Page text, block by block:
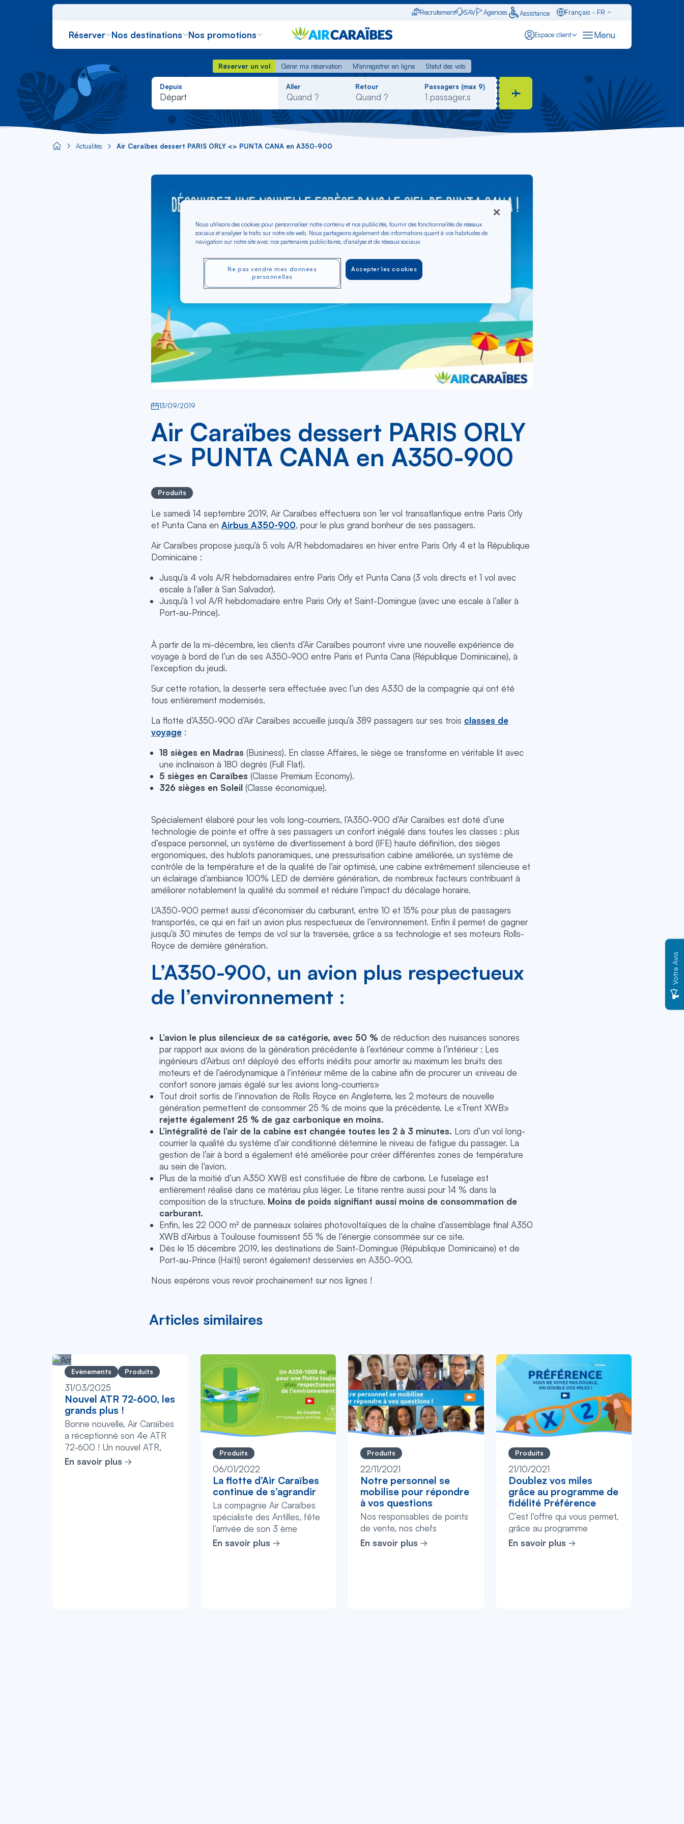
Recrutement SAV Agences Assistance
Français - FR
Réserver Nos destinations Nos promotions Espace client Menu
Réserver un vol Gérer ma réservation M'enregistrer en ligne
Statut des vols
Réserver un vol
Gérer ma réservation M'enregistrer en ligne Statut des vols
Depuis
Départ
Rechercher
dans
liste
Aller Retour Passagers (max 9)
Aircaraibes.com
Actualités Air Caraïbes dessert PARIS ORLY <> PUNTA CANA en A350-900
13/09/2019
Air Caraïbes dessert PARIS ORLY
<> PUNTA CANA en A350-900
Produits
Le samedi 14 septembre 2019, Air Caraïbes effectuera son 1er vol transatlantique entre Paris Orly
et Punta Cana en Airbus A350-900, pour le plus grand bonheur de ses passagers.
Air Caraïbes propose jusqu’à 5 vols A/R hebdomadaires en hiver entre Paris Orly 4 et la République
Dominicaine :
Jusqu’à 4 vols A/R hebdomadaires entre Paris Orly et Punta Cana (3 vols directs et 1 vol avec
escale à l’aller à San Salvador).
Jusqu’à 1 vol A/R hebdomadaire entre Paris Orly et Saint-Domingue (avec une escale à l’aller à
Port-au-Prince).
À partir de la mi-décembre, les clients d’Air Caraïbes pourront vivre une nouvelle expérience de
voyage à bord de l’un de ses A350-900 entre Paris et Punta Cana (République Dominicaine), à
l’exception du jeudi.
Sur cette rotation, la desserte sera effectuée avec l’un des A330 de la compagnie qui ont été
tous entièrement modernisés.
La flotte d’A350-900 d’Air Caraïbes accueille jusqu’à 389 passagers sur ses trois classes de
voyage :
18 sièges en Madras (Business). En classe Affaires, le siège se transforme en véritable lit avec
une inclinaison à 180 degrés (Full Flat).
5 sièges en Caraïbes (Classe Premium Economy).
326 sièges en Soleil (Classe économique).
Spécialement élaboré pour les vols long-courriers, l’A350-900 d’Air Caraïbes est doté d’une
technologie de pointe et offre à ses passagers un confort inégalé dans toutes les classes : plus
d’espace personnel, un système de divertissement à bord (IFE) haute définition, des sièges
ergonomiques, des hublots panoramiques, une pressurisation cabine améliorée, un système de
contrôle de la température et de la qualité de l’air optimisé, une cabine extrêmement silencieuse et
un éclairage d’ambiance 100% LED de dernière génération, de nombreux facteurs contribuant à
améliorer notablement la qualité du sommeil et réduire l’impact du décalage horaire.
L’A350-900 permet aussi d’économiser du carburant, entre 10 et 15% pour plus de passagers
transportés, ce qui en fait un avion plus respectueux de l’environnement. Enfin il permet de gagner
jusqu’à 30 minutes de temps de vol sur la traversée, grâce a sa technologie et ses moteurs Rolls-
Royce de dernière génération.
L’A350-900, un avion plus respectueux
de l’environnement :
L’avion le plus silencieux de sa catégorie, avec 50 % de réduction des nuisances sonores
par rapport aux avions de la génération précédente à l’extérieur comme à l’intérieur : Les
ingénieurs d’Airbus ont déployé des efforts inédits pour amortir au maximum les bruits des
moteurs et de l’aérodynamique à l’intérieur même de la cabine afin de procurer un «niveau de
confort sonore jamais égalé sur les avions long-courriers»
Tout droit sortis de l’innovation de Rolls Royce en Angleterre, les 2 moteurs de nouvelle
génération permettent de consommer 25 % de moins que la précédente. Le «Trent XWB»
rejette également 25 % de gaz carbonique en moins.
L’intégralité de l’air de la cabine est changée toutes les 2 à 3 minutes. Lors d’un vol long-
courrier la qualité du système d’air conditionné détermine le niveau de fatigue du passager. La
gestion de l’air à bord a également été améliorée pour créer différentes zones de température
au sein de l’avion.
Plus de la moitié d’un A350 XWB est constituée de fibre de carbone. Le fuselage est
entièrement réalisé dans ce matériau plus léger. Le titane rentre aussi pour 14 % dans la
composition de la structure. Moins de poids signifiant aussi moins de consommation de
carburant.
Enfin, les 22 000 m² de panneaux solaires photovoltaïques de la chaîne d’assemblage final A350
XWB d’Airbus à Toulouse fournissent 55 % de l’énergie consommée sur ce site.
Dès le 15 décembre 2019, les destinations de Saint-Domingue (République Dominicaine) et de
Port-au-Prince (Haïti) seront également desservies en A350-900.
Nous espérons vous revoir prochainement sur nos lignes !
Articles similaires
Evènements Produits
31/03/2025
Nouvel ATR 72-600, les
grands plus !
Bonne nouvelle, Air Caraïbes
a réceptionné son 4e ATR
72-600 ! Un nouvel ATR,
c’est PLUS d’avions, PLUS
En savoir plus
Produits
06/01/2022
La flotte d’Air Caraïbes
continue de s’agrandir
La compagnie Air Caraïbes
spécialiste des Antilles, fête
l’arrivée de son 3 ème
A350-1000 immatriculé F-
En savoir plus
Produits
22/11/2021
Notre personnel se
mobilise pour répondre
à vos questions
Nos responsables de points
de vente, nos chefs
d’escales, notre personnel
de bord ont accepté, en
En savoir plus
Produits
21/10/2021
Doublez vos miles
grâce au programme de
fidélité Préférence
C’est l’offre qui vous permet,
grâce au programme
Préférence de la compagnie
Air Caraïbes, de cumuler 2
En savoir plus
Nous utilisons des cookies pour personnaliser notre contenu et nos publicités, fournir des fonctionnalités de réseaux
sociaux et analyser le trafic sur notre site web. Nous partageons également des informations quant à vos habitudes de
navigation sur notre site avec nos partenaires publicitaires, d'analyse et de réseaux sociaux.
Accepter les cookies
Ne pas vendre mes données
personnelles
Votre Avis